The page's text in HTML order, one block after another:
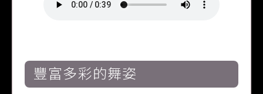
豐富多彩的舞姿